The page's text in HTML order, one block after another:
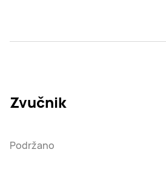
Zvučnik
Podržano